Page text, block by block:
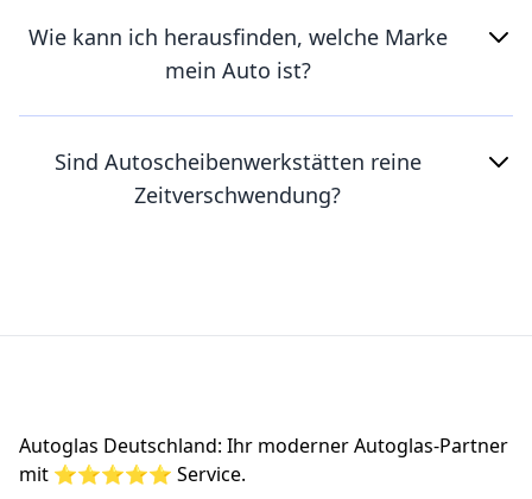
Wie kann ich herausfinden, welche Marke
mein Auto ist?
Sind Autoscheibenwerkstätten reine
Zeitverschwendung?
Autoglas Deutschland: Ihr moderner Autoglas-Partner
mit ⭐⭐⭐⭐⭐ Service.